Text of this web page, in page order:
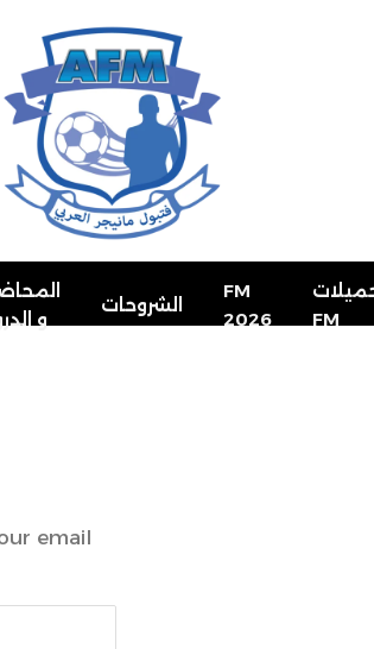
و
الشروحات
FM
2026
FM
email